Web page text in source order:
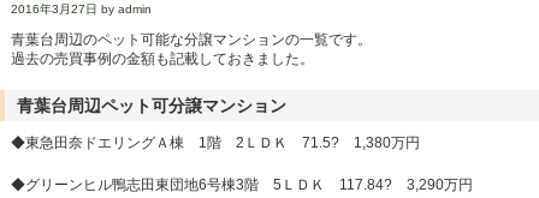
2016年3月27日 by admin
青葉台周辺のペット可能な分譲マンションの一覧です。
過去の売買事例の金額も記載しておきました。
青葉台周辺ペット可分譲マンション
◆東急田奈ドエリングＡ棟 1階 2ＬＤＫ 71.5? 1,380万円
◆グリーンヒル鴨志田東団地6号棟3階 5ＬＤＫ 117.84? 3,290万円